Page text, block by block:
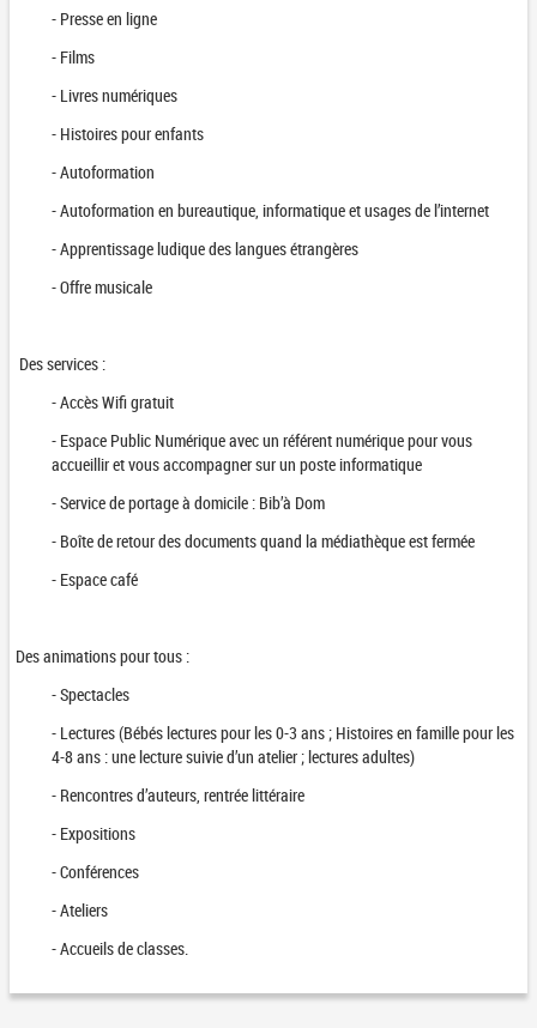
- Presse en ligne
- Films
- Livres numériques
- Histoires pour enfants
- Autoformation
- Autoformation en bureautique, informatique et usages de l’internet
- Apprentissage ludique des langues étrangères
- Offre musicale
Des services :
- Accès Wifi gratuit
- Espace Public Numérique avec un référent numérique pour vous
accueillir et vous accompagner sur un poste informatique
- Service de portage à domicile : Bib’à Dom
- Boîte de retour des documents quand la médiathèque est fermée
- Espace café
Des animations pour tous :
- Spectacles
- Lectures (Bébés lectures pour les 0-3 ans ; Histoires en famille pour les
4-8 ans : une lecture suivie d’un atelier ; lectures adultes)
- Rencontres d’auteurs, rentrée littéraire
- Expositions
- Conférences
- Ateliers
- Accueils de classes.